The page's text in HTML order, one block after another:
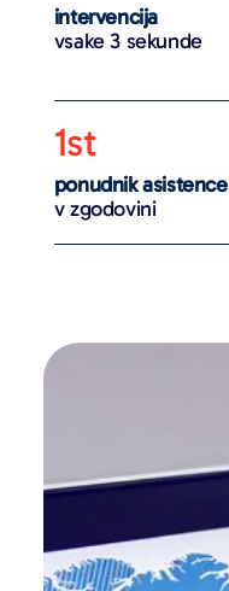
intervencija
vsake 3 sekunde
1st
ponudnik asistence
v zgodovini